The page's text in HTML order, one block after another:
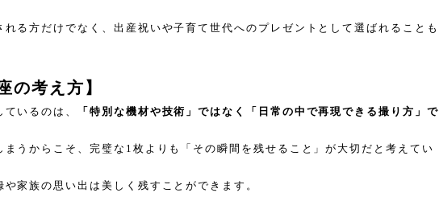
る方だけでなく、出産祝いや子育て世代へのプレゼントとして選ばれることも
の考え方】
いるのは、
「特別な機材や技術」ではなく「日常の中で再現できる撮り方」で
うからこそ、完璧な1枚よりも「その瞬間を残せること」が大切だと考えてい
家族の思い出は美しく残すことができます。